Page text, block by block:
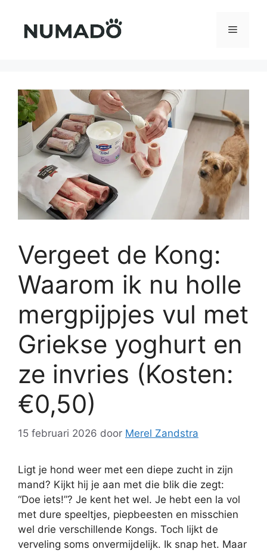
Menu
Vergeet de Kong:
Waarom ik nu holle
mergpijpjes vul met
Griekse yoghurt en
ze invries (Kosten:
€0,50)
15 februari 2026 door Merel Zandstra
Ligt je hond weer met een diepe zucht in zijn
mand? Kijkt hij je aan met die blik die zegt:
“Doe iets!”? Je kent het wel. Je hebt een la vol
met dure speeltjes, piepbeesten en misschien
wel drie verschillende Kongs. Toch lijkt de
verveling soms onvermijdelijk. Ik snap het. Maar